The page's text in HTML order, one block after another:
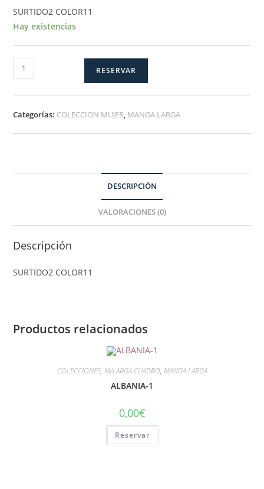
SURTIDO2 COLOR11
Hay existencias
SURTIDO2
COLOR11
cantidad
RESERVAR
Categorías: COLECCION MUJER MANGA LARGA
DESCRIPCIÓN
VALORACIONES (0)
Descripción
SURTIDO2 COLOR11
Productos relacionados
COLECCIONES, M/LARGA CUADRO, MANGA LARGA
ALBANIA-1
0,00€
Reservar